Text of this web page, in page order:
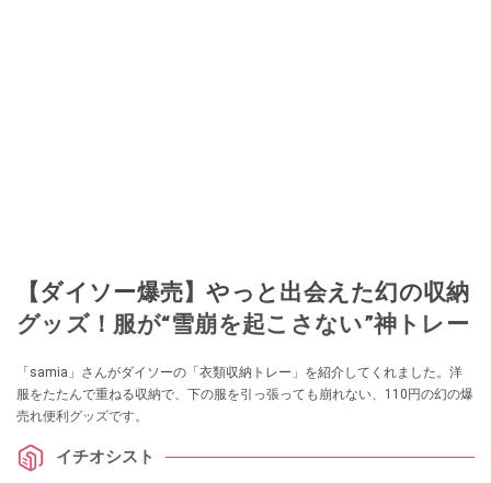
【ダイソー爆売】やっと出会えた幻の収納
グッズ！服が“雪崩を起こさない”神トレー
「samia」さんがダイソーの「衣類収納トレー」を紹介してくれました。洋
服をたたんで重ねる収納で、下の服を引っ張っても崩れない、110円の幻の爆
売れ便利グッズです。
イチオシスト